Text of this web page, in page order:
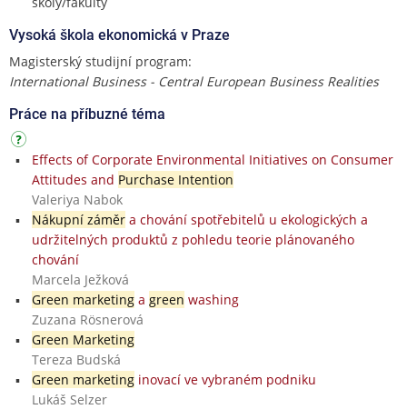
Vysoká škola ekonomická v Praze
Magisterský studijní program:
International Business - Central European Business Realities
Práce na příbuzné téma
Effects of Corporate Environmental Initiatives on Consumer
Attitudes and Purchase Intention
Valeriya Nabok
Nákupní záměra chování spotřebitelů u ekologických a
udržitelných produktů z pohledu teorie plánovaného
chování
Marcela Ježková
Green marketinga green washing
Zuzana Rösnerová
Green Marketing
Tereza Budská
Green marketinginovací ve vybraném podniku
Lukáš Selzer